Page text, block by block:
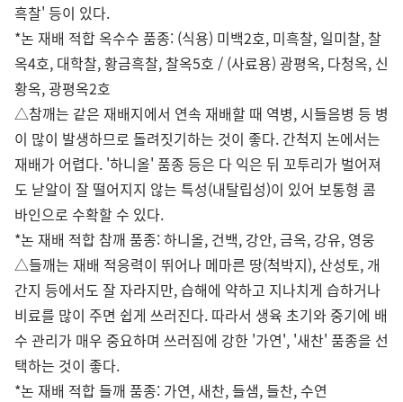
흑찰' 등이 있다.
*논 재배 적합 옥수수 품종: (식용) 미백2호, 미흑찰, 일미찰, 찰
옥4호, 대학찰, 황금흑찰, 찰옥5호 / (사료용) 광평옥, 다청옥, 신
황옥, 광평옥2호
△참깨는 같은 재배지에서 연속 재배할 때 역병, 시들음병 등 병
이 많이 발생하므로 돌려짓기하는 것이 좋다. 간척지 논에서는
재배가 어렵다. '하니올' 품종 등은 다 익은 뒤 꼬투리가 벌어져
도 낟알이 잘 떨어지지 않는 특성(내탈립성)이 있어 보통형 콤
바인으로 수확할 수 있다.
*논 재배 적합 참깨 품종: 하니올, 건백, 강안, 금옥, 강유, 영웅
△들깨는 재배 적응력이 뛰어나 메마른 땅(척박지), 산성토, 개
간지 등에서도 잘 자라지만, 습해에 약하고 지나치게 습하거나
비료를 많이 주면 쉽게 쓰러진다. 따라서 생육 초기와 중기에 배
수 관리가 매우 중요하며 쓰러짐에 강한 '가연', '새찬' 품종을 선
택하는 것이 좋다.
*논 재배 적합 들깨 품종: 가연, 새찬, 들샘, 들찬, 수연